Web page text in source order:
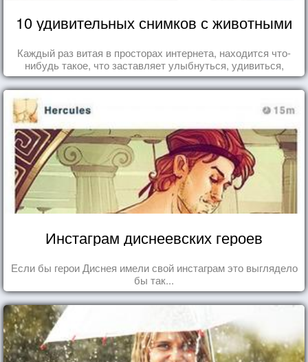
10 удивительных снимков с животными
Каждый раз витая в просторах интернета, находится что-
нибудь такое, что заставляет улыбнуться, удивиться,
восхититься...
Инстаграм диснеевских героев
Если бы герои Диснея имели свой инстаграм это выглядело
бы так...